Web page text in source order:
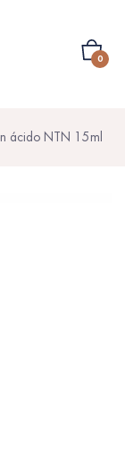
0
ácido NTN 15ml